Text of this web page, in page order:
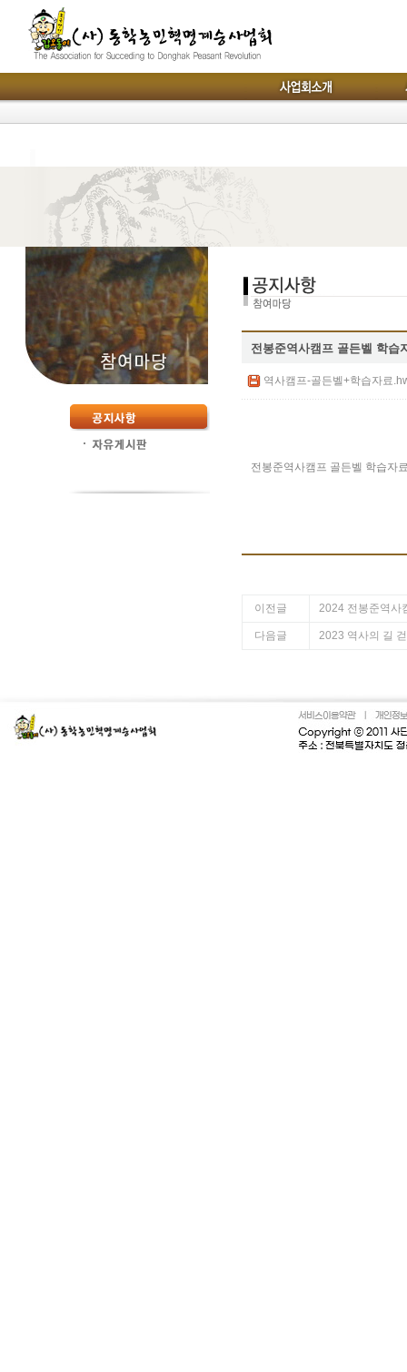
전봉준역사캠프 골든벨 학습
역사캠프-골든벨+학습자료
전봉준역사캠프 골든벨 학습자
이전글 2024 전봉준역사
다음글 2023 역사의 길